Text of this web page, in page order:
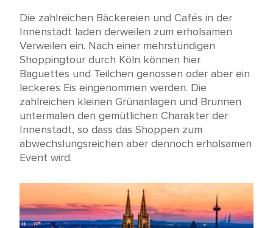
Die zahlreichen Bäckereien und Cafés in der
Innenstadt laden derweilen zum erholsamen
Verweilen ein. Nach einer mehrstündigen
Shoppingtour durch Köln können hier
Baguettes und Teilchen genossen oder aber ein
leckeres Eis eingenommen werden. Die
zahlreichen kleinen Grünanlagen und Brunnen
untermalen den gemütlichen Charakter der
Innenstadt, so dass das Shoppen zum
abwechslungsreichen aber dennoch erholsamen
Event wird.